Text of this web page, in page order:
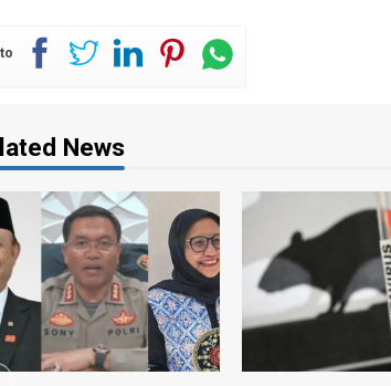
News